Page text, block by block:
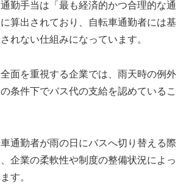
勤手当は「最も経済的かつ合理的な通
算出されており、自転車通勤者には基
れない仕組みになっています。
面を重視する企業では、雨天時の例外
条件下でバス代の支給を認めているこ
通勤者が雨の日にバスへ切り替える際
企業の柔軟性や制度の整備状況によっ
す。